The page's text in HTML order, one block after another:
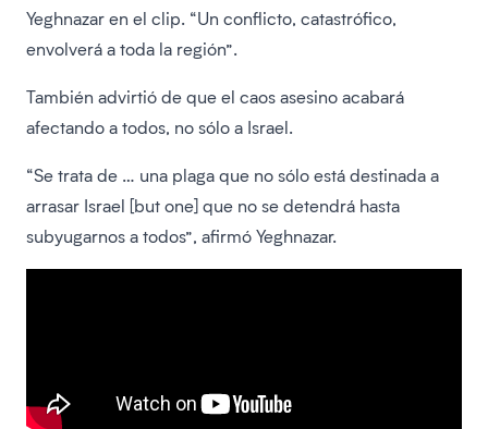
Yeghnazar en el clip. “Un conflicto, catastrófico,
envolverá a toda la región”.
También advirtió de que el caos asesino acabará
afectando a todos, no sólo a Israel.
“Se trata de … una plaga que no sólo está destinada a
arrasar Israel [but one] que no se detendrá hasta
subyugarnos a todos”, afirmó Yeghnazar.